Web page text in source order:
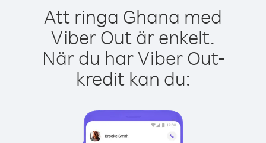
Att ringa Ghana med
Viber Out är enkelt.
När du har Viber Out-
kredit kan du: